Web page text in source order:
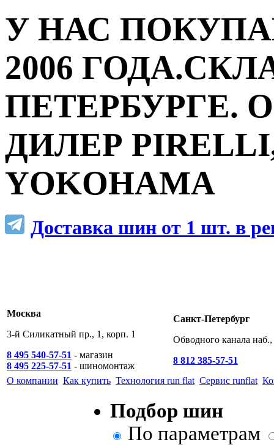
У НАС
2006
ПЕТЕРБУРГЕ.
ДИЛЕР
YOKOHAMA
Доставка шин от 1 шт. в
Москва
3-й Силикатный пр., 1, корп. 1
8 495 540-57-51 - магазин
8 495 225-57-51 - шиномонтаж
Санкт-Петербург
Обводного канала
8 812 385-57-51
О компании Как купить Технология run flat Сервис runflat
Подбор шин
По параметрам